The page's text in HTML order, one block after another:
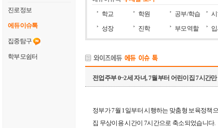
진로정보
에듀이슈톡
집중탐구
학부모쉼터
학교 학원 공부/학습
성장
진학 부모역할
전업주부 0~2세 자녀, 7월부터 어린이집 7시간
정부가7월 1일부터 시행하는 맞춤형 보육정책
집 무상이용 시간이 7시간으로 축소되었습니다.